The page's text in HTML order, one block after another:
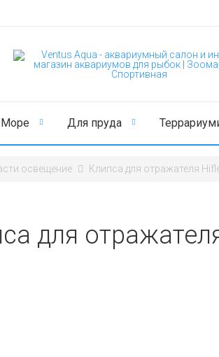
Море Для пруда
освещение Клипса для отражателя
для